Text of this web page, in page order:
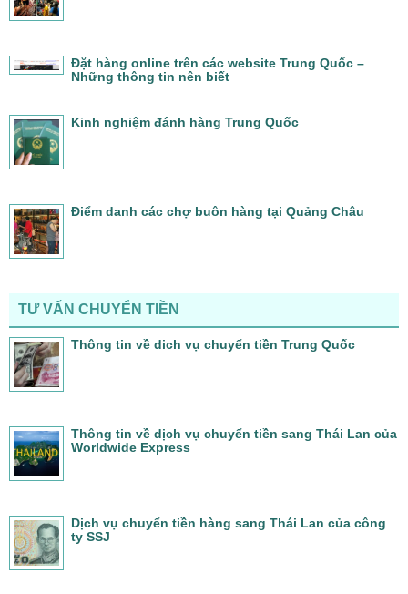
Đặt hàng online trên các website Trung Quốc –
Những thông tin nên biết
Kinh nghiệm đánh hàng Trung Quốc
Điểm danh các chợ buôn hàng tại Quảng Châu
TƯ VẤN CHUYỂN TIỀN
Thông tin về dich vụ chuyển tiền Trung Quốc
Thông tin về dịch vụ chuyển tiền sang Thái Lan của
Worldwide Express
Dịch vụ chuyển tiền hàng sang Thái Lan của công
ty SSJ